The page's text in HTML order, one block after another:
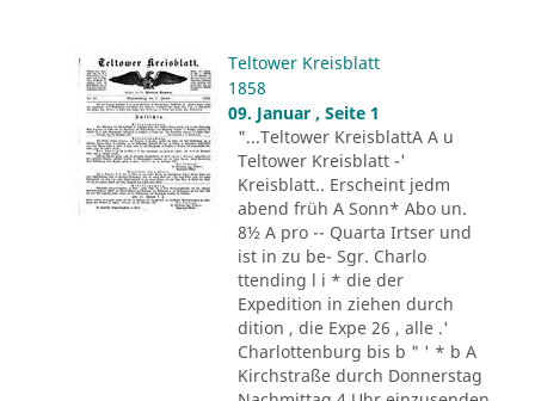
Teltower Kreisblatt
1858
09. Januar , Seite 1
"...Teltower KreisblattA A u
Teltower Kreisblatt -'
Kreisblatt.. Erscheint jedm
abend früh A Sonn* Abo un.
8½ A pro -- Quarta Irtser und
ist in zu be- Sgr. Charlo
ttending l i * die der
Expedition in ziehen durch
dition , die Expe 26 , alle .'
Charlottenburg bis b " ' * b A
Kirchstraße durch Donnerstag